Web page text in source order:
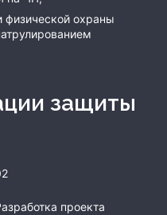
охраны
проекта